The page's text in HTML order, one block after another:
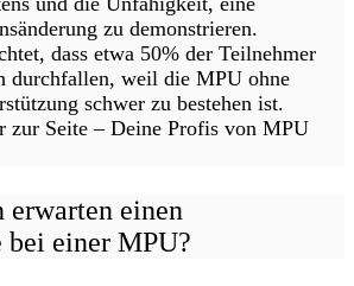
zu demonstrieren.
dass etwa 50% der Teilnehmer
durchfallen, weil die MPU ohne
schwer zu bestehen ist.
zur Seite – Deine Profis von MPU
erwarten einen
bei einer MPU?